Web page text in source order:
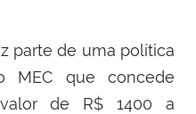
parte de uma política
MEC que concede
de R$ 1400 a